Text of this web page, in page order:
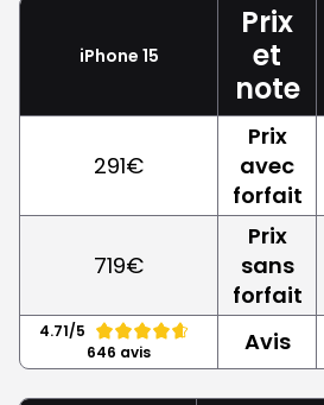
iPhone 15
Prix
et
note
291€
Prix
avec
forfait
719€
Prix
sans
forfait
4.71/5
646 avis
Avis